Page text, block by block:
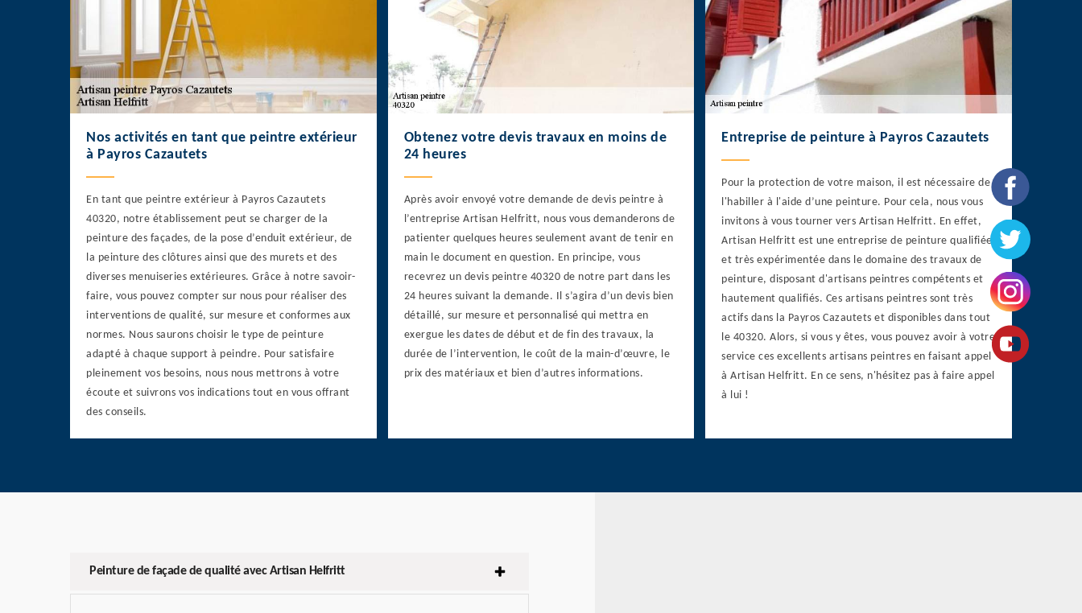
Nos activités en tant que peintre extérieur
à Payros Cazautets
En tant que peintre extérieur à Payros Cazautets
40320, notre établissement peut se charger de la
peinture des façades, de la pose d’enduit extérieur, de
la peinture des clôtures ainsi que des murets et des
diverses menuiseries extérieures. Grâce à notre savoir-
faire, vous pouvez compter sur nous pour réaliser des
interventions de qualité, sur mesure et conformes aux
normes. Nous saurons choisir le type de peinture
adapté à chaque support à peindre. Pour satisfaire
pleinement vos besoins, nous nous mettrons à votre
écoute et suivrons vos indications tout en vous offrant
des conseils.
Obtenez votre devis travaux en moins de
24 heures
Après avoir envoyé votre demande de devis peintre à
l’entreprise Artisan Helfritt, nous vous demanderons de
patienter quelques heures seulement avant de tenir en
main le document en question. En principe, vous
recevrez un devis peintre 40320 de notre part dans les
24 heures suivant la demande. Il s’agira d’un devis bien
détaillé, sur mesure et personnalisé qui mettra en
exergue les dates de début et de fin des travaux, la
durée de l’intervention, le coût de la main-d’œuvre, le
prix des matériaux et bien d’autres informations.
Entreprise de peinture à Payros Cazautets
Pour la protection de votre maison, il est nécessaire de
l'habiller à l'aide d’une peinture. Pour cela, nous vous
invitons à vous tourner vers Artisan Helfritt. En effet,
Artisan Helfritt est une entreprise de peinture qualifiée
et très expérimentée dans le domaine des travaux de
peinture, disposant d'artisans peintres compétents et
hautement qualifiés. Ces artisans peintres sont très
actifs dans la Payros Cazautets et disponibles dans tout
le 40320. Alors, si vous y êtes, vous pouvez avoir à votre
service ces excellents artisans peintres en faisant appel
à Artisan Helfritt. En ce sens, n'hésitez pas à faire appel
à lui !
Peinture de façade de qualité avec Artisan Helfritt